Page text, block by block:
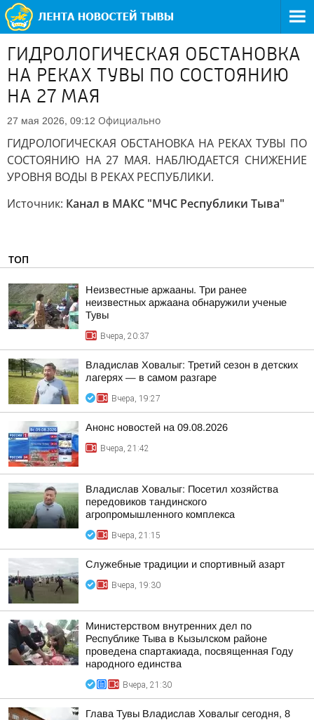
ГИДРОЛОГИЧЕСКАЯ ОБСТАНОВКА
НА РЕКАХ ТУВЫ ПО СОСТОЯНИЮ
НА 27 МАЯ
27 мая 2026, 09:12 Официально
ГИДРОЛОГИЧЕСКАЯ ОБСТАНОВКА НА РЕКАХ ТУВЫ ПО
СОСТОЯНИЮ НА 27 МАЯ. НАБЛЮДАЕТСЯ СНИЖЕНИЕ
УРОВНЯ ВОДЫ В РЕКАХ РЕСПУБЛИКИ.
Источник: Канал в МАКС "МЧС Республики Тыва"
ТОП
Неизвестные аржааны. Три ранее
неизвестных аржаана обнаружили ученые
Тувы
Вчера, 20:37
Владислав Ховалыг: Третий сезон в детских
лагерях — в самом разгаре
Вчера, 19:27
Анонс новостей на 09.08.2026
Вчера, 21:42
Владислав Ховалыг: Посетил хозяйства
передовиков тандинского
агропромышленного комплекса
Вчера, 21:15
Служебные традиции и спортивный азарт
Вчера, 19:30
Министерством внутренних дел по
Республике Тыва в Кызылском районе
проведена спартакиада, посвященная Году
народного единства
Вчера, 21:30
Глава Тувы Владислав Ховалыг сегодня, 8